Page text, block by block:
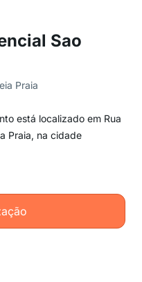
Sao
Praia
está localizado em Rua
Praia, na cidade